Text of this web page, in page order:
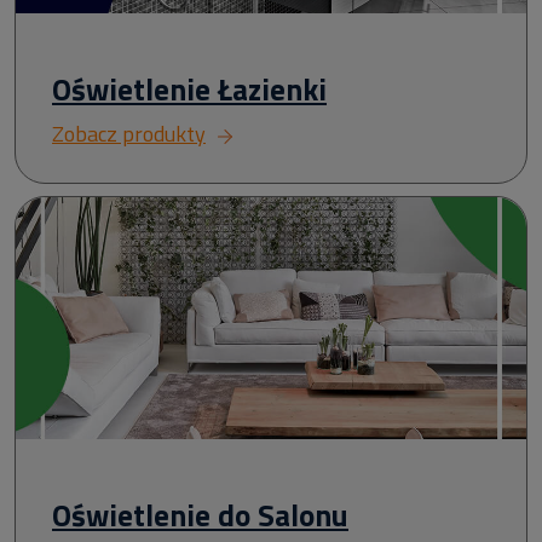
Oświetlenie Łazienki
Zobacz produkty
Oświetlenie do Salonu